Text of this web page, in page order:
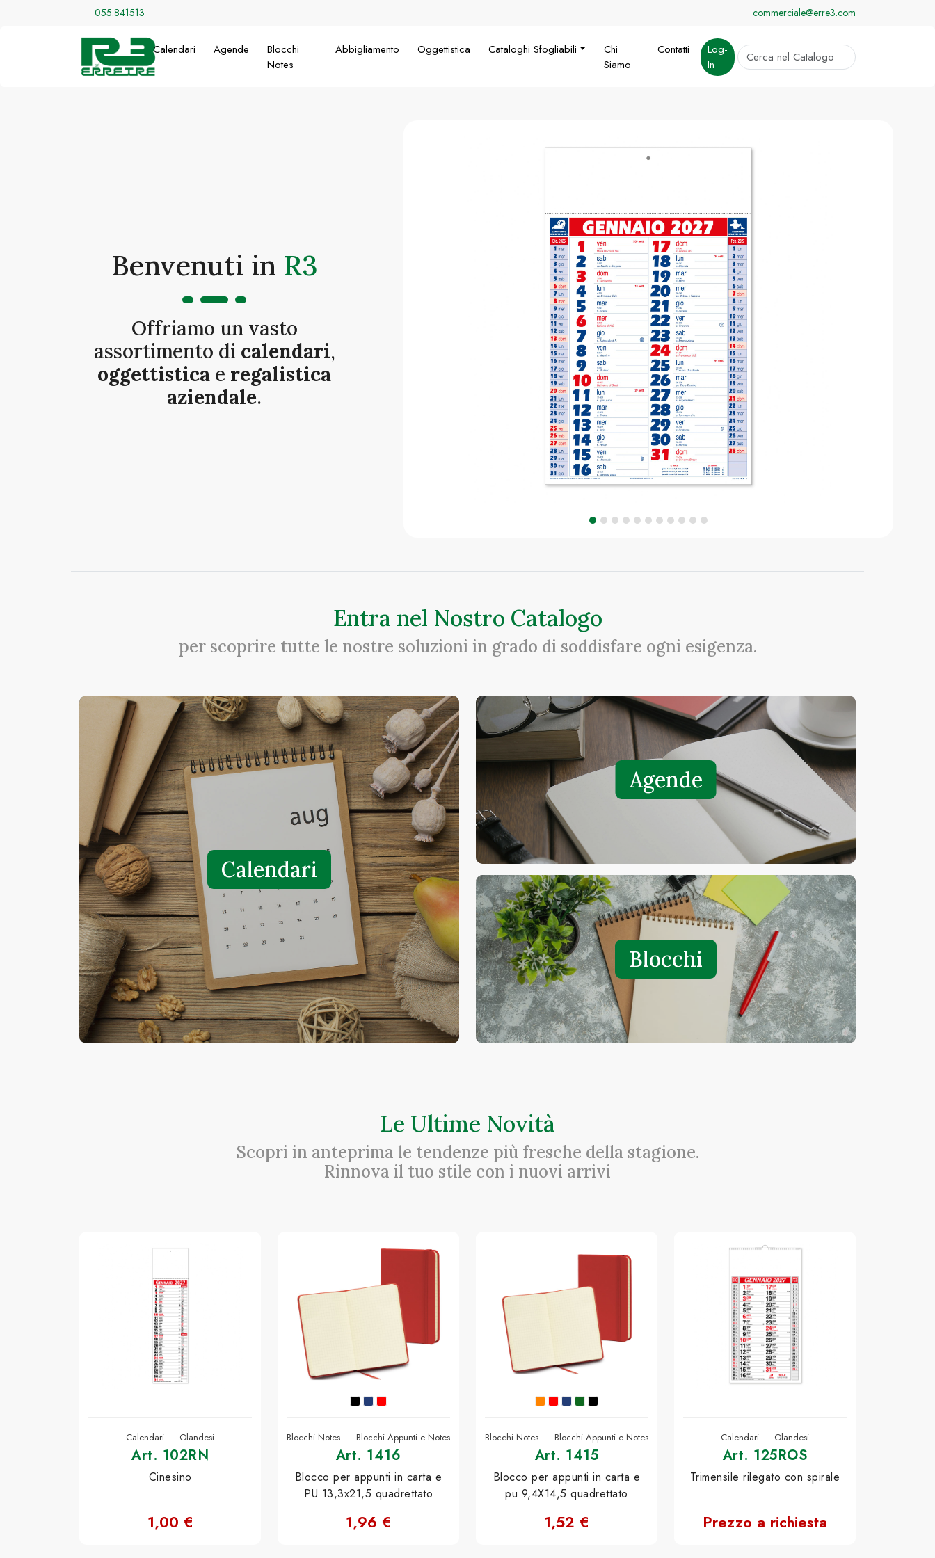
055.841513 commerciale@erre3.com
Calendari Agende
Blocchi
Notes
Abbigliamento Oggettistica Cataloghi Sfogliabili
Chi
Siamo
Contatti
Log-
In
cerca
Benvenuti in R3
Offriamo un vasto
assortimento di calendari,
oggettistica e regalistica
aziendale.
Entra nel Nostro Catalogo
per scoprire tutte le nostre soluzioni in grado di soddisfare ogni esigenza.
Calendari
Agende
Blocchi
Le Ultime Novità
Scopri in anteprima le tendenze più fresche della stagione.
Rinnova il tuo stile con i nuovi arrivi
Calendari Olandesi
Art. 102RN
Cinesino
1,00 €
Blocchi Notes Blocchi Appunti e Notes
Art. 1416
Blocco per appunti in carta e
PU 13,3x21,5 quadrettato
1,96 €
Blocchi Notes Blocchi Appunti e Notes
Art. 1415
Blocco per appunti in carta e
pu 9,4X14,5 quadrettato
1,52 €
Calendari Olandesi
Art. 125ROS
Trimensile rilegato con spirale
Prezzo a richiesta